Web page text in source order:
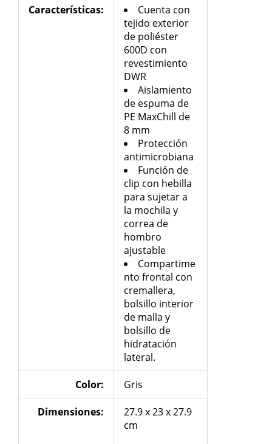
Características:
Cuenta con
tejido exterior
de poliéster
600D con
revestimiento
DWR
Aislamiento
de espuma de
PE MaxChill de
8 mm
Protección
antimicrobiana
Función de
clip con hebilla
para sujetar a
la mochila y
correa de
hombro
ajustable
Compartime
nto frontal con
cremallera,
bolsillo interior
de malla y
bolsillo de
hidratación
lateral.
Color: Gris
Dimensiones:
27.9 x 23 x 27.9
cm